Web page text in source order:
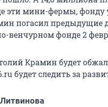
эти мини-фермы, фонду
погасил предыдущие
венчурном фонде 2
Крамин будет
будет следить за